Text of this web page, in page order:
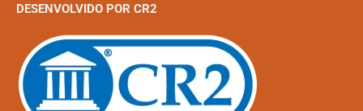
DESENVOLVIDO POR CR2